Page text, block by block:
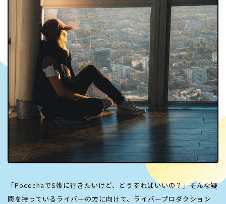
「PocochaでS帯に行きたいけど、どうすればいいの？」そんな疑
問を持っているライバーの方に向けて、ライバープロダクション